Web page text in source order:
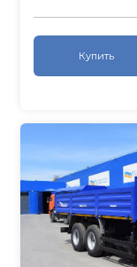
Купить